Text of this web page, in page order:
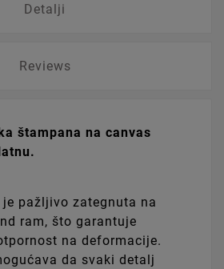
Detalji
Reviews
štampana na canvas
pažljivo zategnuta na
ram, što garantuje
na deformacije.
da svaki detalj